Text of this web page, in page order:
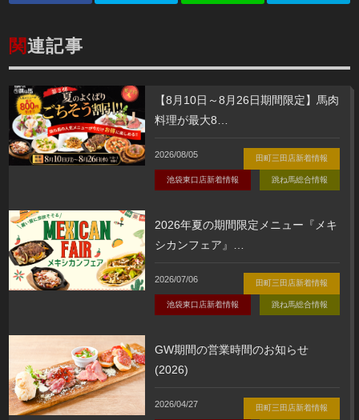
関連記事
【8月10日～8月26日期間限定】馬肉
料理が最大8
2026/08/05 田町三田店新着情報
池袋東口店新着情報 跳ね馬総合情報
2026年夏の期間限定メニュー『メキ
シカンフェア』
2026/07/06 田町三田店新着情報
池袋東口店新着情報 跳ね馬総合情報
GW期間の営業時間のお知らせ
(2026)
2026/04/27 田町三田店新着情報